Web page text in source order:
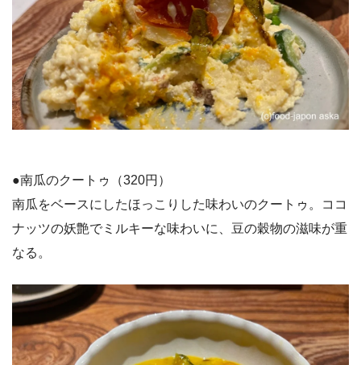
●南瓜のクートゥ（320円）
南瓜をベースにしたほっこりした味わいのクートゥ。ココ
ナッツの妖艶でミルキーな味わいに、豆の穀物の滋味が重
なる。